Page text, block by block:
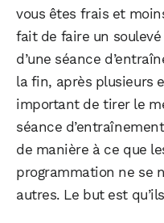
vous êtes frais et
fait de faire un
d’une séance
la fin, après plusieurs
important de tirer le
séance
de manière à ce que
programmation ne se
autres. Le but est